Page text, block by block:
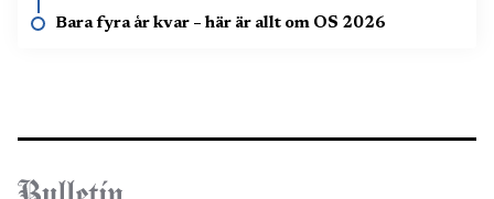
Bara fyra år kvar – här är allt om OS 2026